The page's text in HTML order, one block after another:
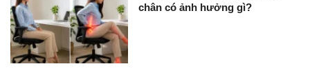
chân có ảnh hưởng gì?